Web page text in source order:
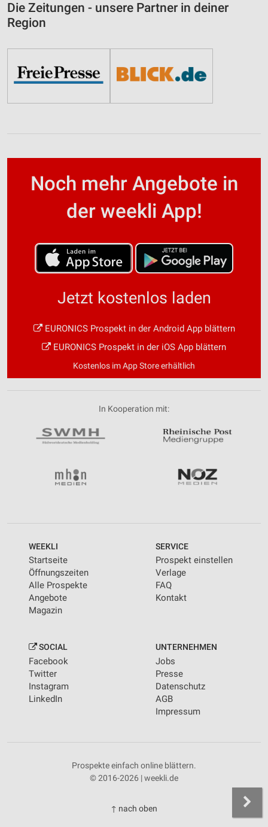
Die Zeitungen - unsere Partner in deiner
Region
Noch mehr Angebote in
der weekli App!
Jetzt kostenlos laden
EURONICS Prospekt in der Android App blättern
EURONICS Prospekt in der iOS App blättern
Kostenlos im App Store erhältlich
In Kooperation mit:
WEEKLI
Startseite
Öffnungszeiten
Alle Prospekte
Angebote
Magazin
SERVICE
Prospekt einstellen
Verlage
FAQ
Kontakt
SOCIAL
Facebook
Twitter
Instagram
LinkedIn
UNTERNEHMEN
Jobs
Presse
Datenschutz
AGB
Impressum
Prospekte einfach online blättern.
© 2016-2026 | weekli.de
↑ nach oben